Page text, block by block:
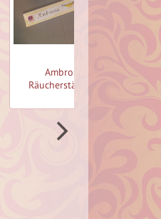
Ambrosia
Räucherstäbchen